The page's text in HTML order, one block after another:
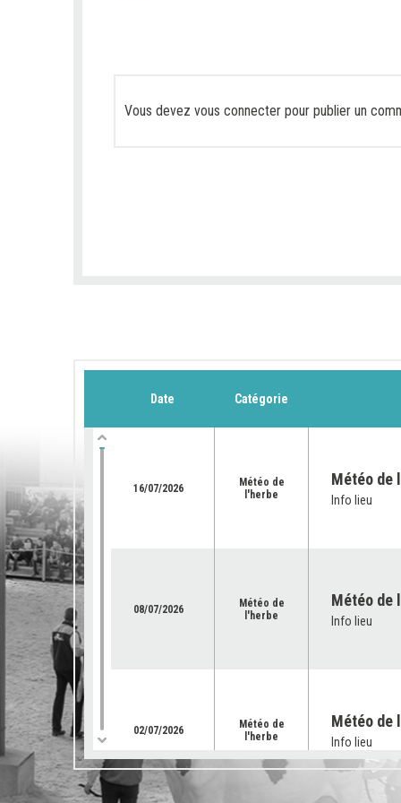
Vous devez vous connecter pour publier un
Date Catégorie
16/07/2026
Météo de
l'herbe
Météo de
Info lieu
08/07/2026
Météo de
l'herbe
Météo de
Info lieu
02/07/2026
Météo de
l'herbe
Météo de
Info lieu